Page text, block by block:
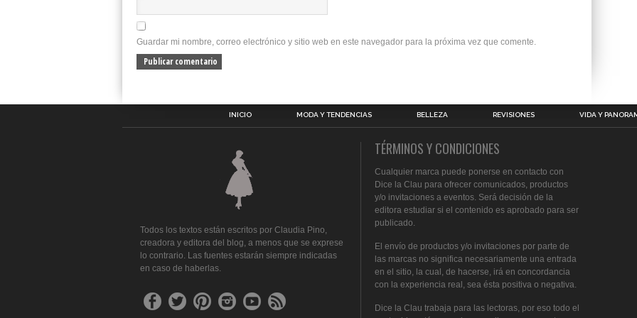
Guardar mi nombre, correo electrónico y sitio web en este navegador para la próxima vez que comente.
INICIO MODA Y TENDENCIAS BELLEZA REVISIONES VIDA Y
Todos los textos están escritos por Claudia Pino,
creadora y editora del blog, a menos que se exprese
lo contrario. Las fuentes estarán siempre indicadas
en caso de haberlas.
TÉRMINOS Y CONDICIONES
Cualquier marca puede ponerse en contacto con
Dice la Clau para ofrecer comunicados, productos
y/o invitaciones a eventos. Será decisión de la
editora estudiar si el contenido es aprobado para ser
publicado.
El envío de productos y/o invitaciones por parte de
las marcas no significa necesariamente una entrada
en el sitio, la cual, de hacerse, irá en concordancia
con la experiencia real, sea ésta positiva o negativa.
Dice la Clau trabaja para las lectoras, por eso todo el